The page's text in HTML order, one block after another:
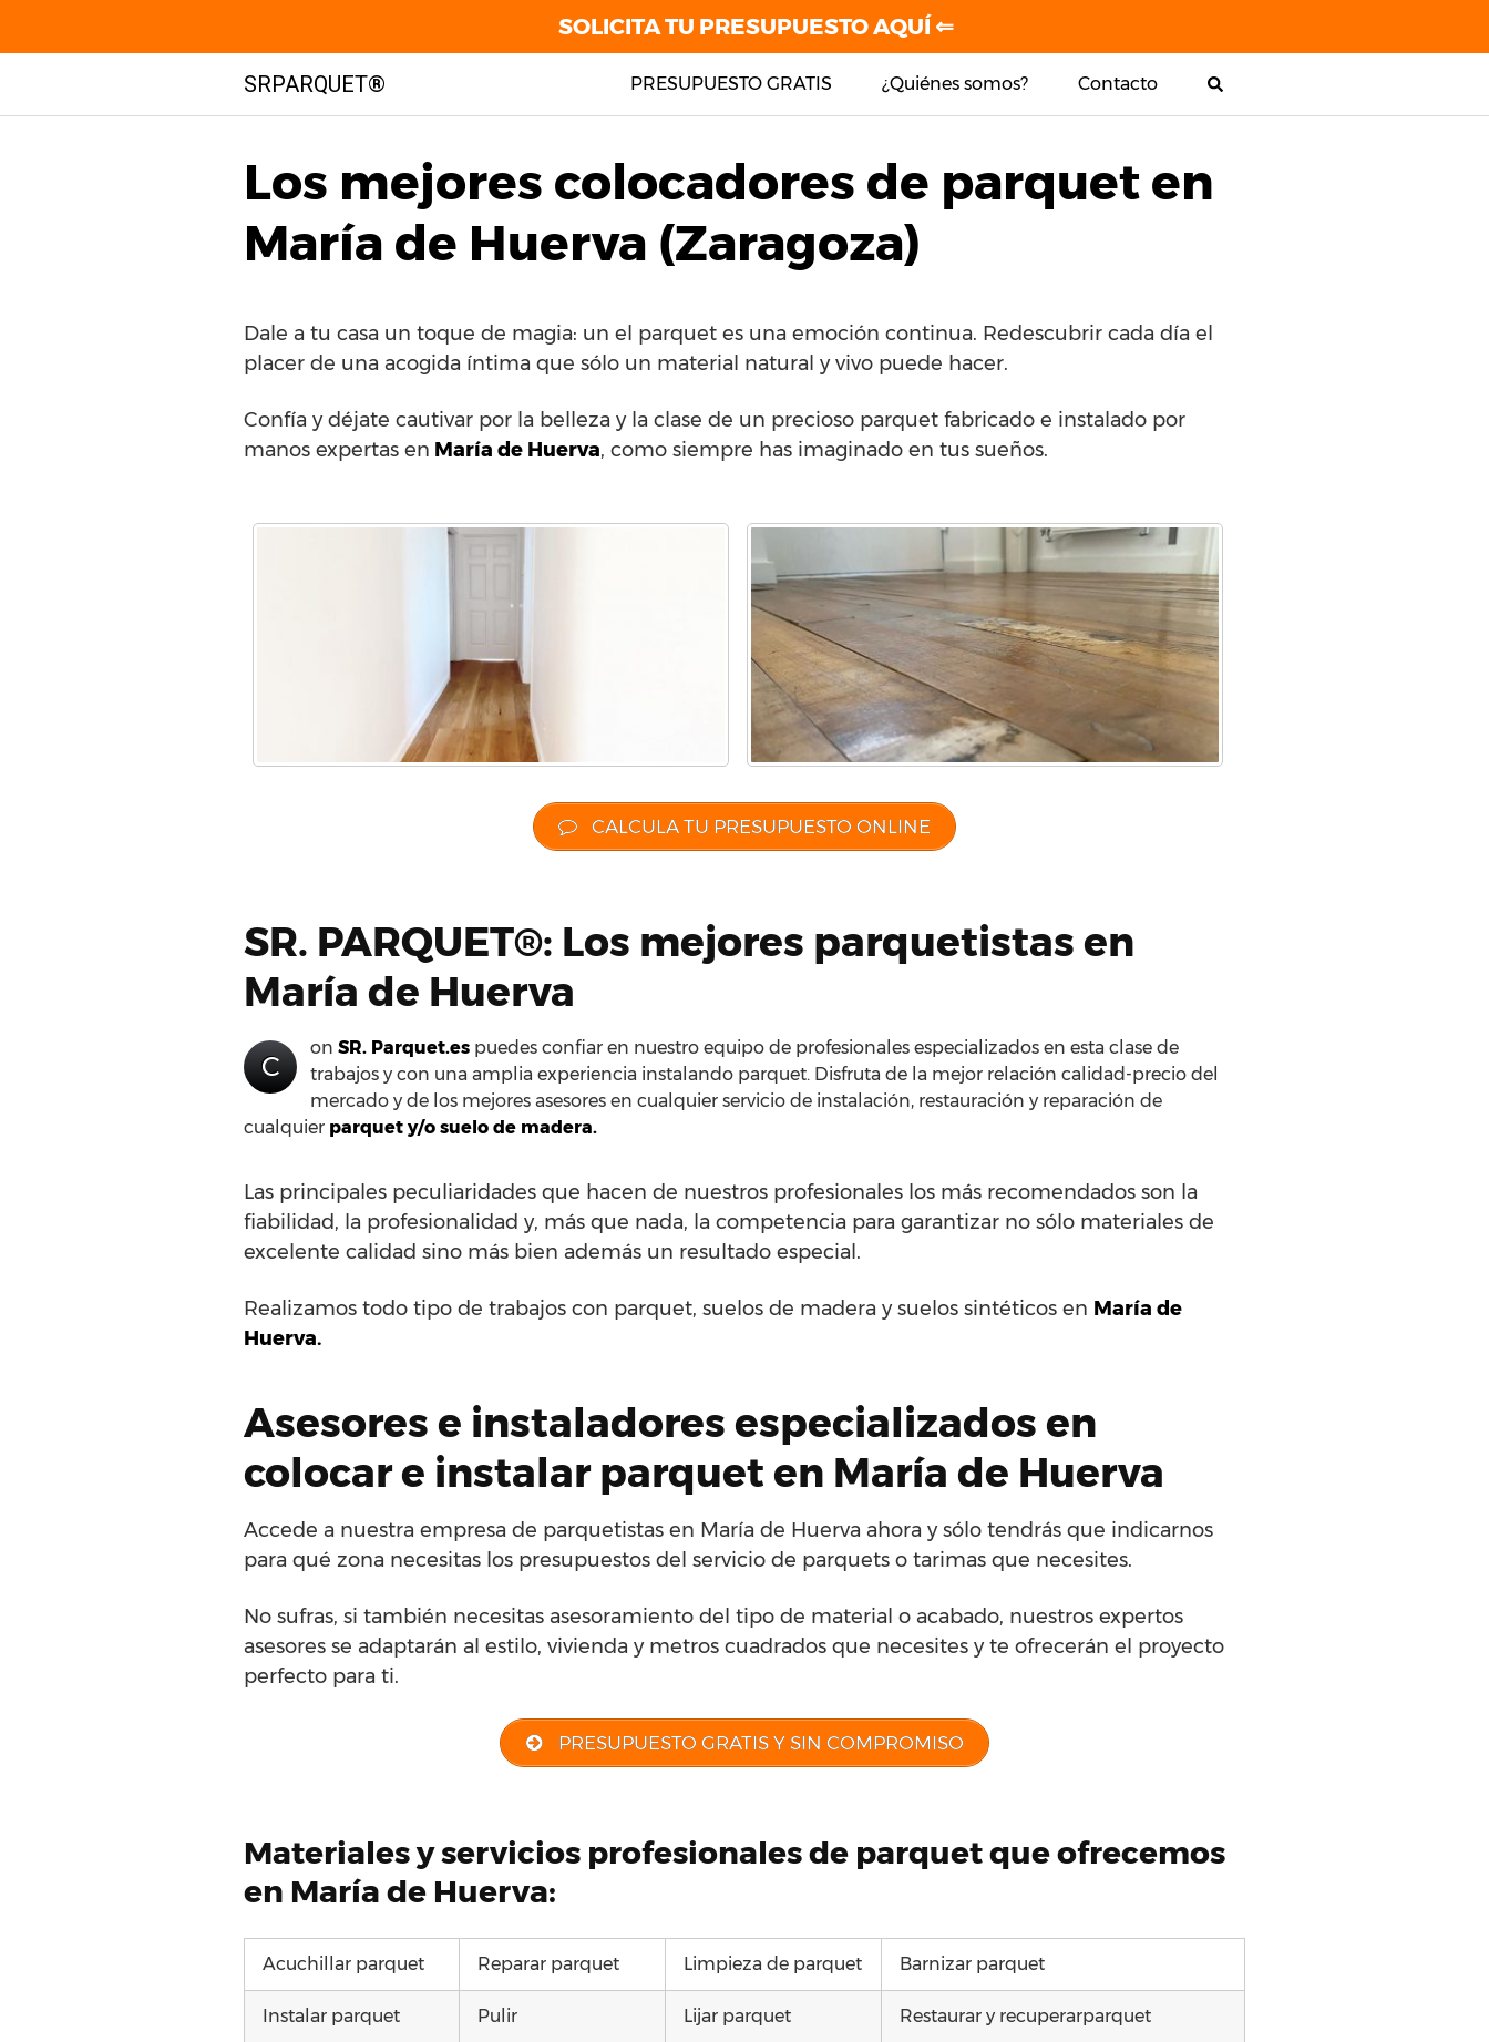
contenido
SRPARQUET® PRESUPUESTO GRATIS ¿Quiénes somos? Contacto
Los mejores colocadores de parquet en
María de Huerva (Zaragoza)
Dale a tu casa un toque de magia: un el parquet es una emoción continua. Redescubrir cada día el
placer de una acogida íntima que sólo un material natural y vivo puede hacer.
Confía y déjate cautivar por la belleza y la clase de un precioso parquet fabricado e instalado por
manos expertas en María de Huerva, como siempre has imaginado en tus sueños.
CALCULA TU PRESUPUESTO ONLINE
SR. PARQUET®: Los mejores parquetistas en
María de Huerva
C
on SR. Parquet.es puedes confiar en nuestro equipo de profesionales especializados en esta clase de
trabajos y con una amplia experiencia instalando parquet. Disfruta de la mejor relación calidad-precio del
mercado y de los mejores asesores en cualquier servicio de instalación, restauración y reparación de
cualquier parquet y/o suelo de madera.
Las principales peculiaridades que hacen de nuestros profesionales los más recomendados son la
fiabilidad, la profesionalidad y, más que nada, la competencia para garantizar no sólo materiales de
excelente calidad sino más bien además un resultado especial.
Realizamos todo tipo de trabajos con parquet, suelos de madera y suelos sintéticos en María de
Huerva.
Asesores e instaladores especializados en
colocar e instalar parquet en María de Huerva
Accede a nuestra empresa de parquetistas en María de Huerva ahora y sólo tendrás que indicarnos
para qué zona necesitas los presupuestos del servicio de parquets o tarimas que necesites.
No sufras, si también necesitas asesoramiento del tipo de material o acabado, nuestros expertos
asesores se adaptarán al estilo, vivienda y metros cuadrados que necesites y te ofrecerán el proyecto
perfecto para ti.
PRESUPUESTO GRATIS Y SIN COMPROMISO
Materiales y servicios profesionales de parquet que ofrecemos
en María de Huerva:
Acuchillar parquet Reparar parquet Limpieza de parquet Barnizar parquet
Instalar parquet Pulir Lijar parquet Restaurar y recuperarparquet
SOLICITA TU PRESUPUESTO AQUÍ ⇐